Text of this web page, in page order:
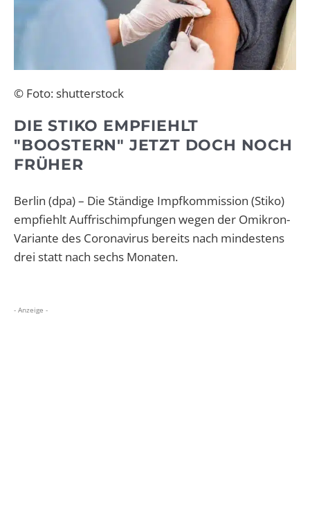
© Foto: shutterstock
DIE STIKO EMPFIEHLT
"BOOSTERN" JETZT DOCH NOCH
FRÜHER
Berlin (dpa)– Die Ständige Impfkommission (Stiko)
empfiehlt Auffrischimpfungen wegen der Omikron-
Variante des Coronavirus bereits nach mindestens
drei statt nach sechs Monaten.
- Anzeige -